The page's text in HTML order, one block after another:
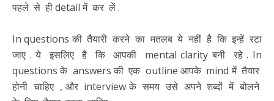
पहले से ही detail में कर लें .
In questions की तैयारी करने का मतलब ये नहीं है कि इन्हें रटा
जाए . ये इसलिए है कि आपकी mental clarity बनी रहे . In
questions के answers की एक outline आपके mind में तैयार
होनी चाहिए , और interview के समय उसे अपने शब्दों में बोलने